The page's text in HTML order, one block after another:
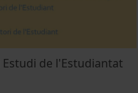
Estudi de l'Estudiantat